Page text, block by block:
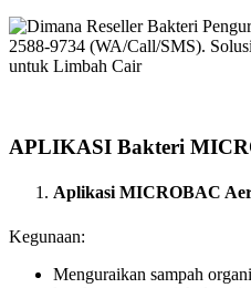
APLIKASI Bakteri
Aplikasi MICROBAC
Kegunaan:
Menguraikan sampah